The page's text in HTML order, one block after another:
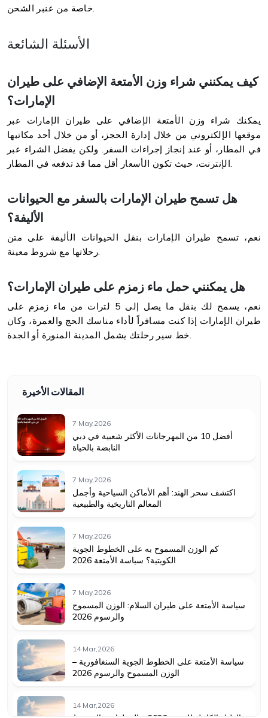
الأسئلة الشائعة
كيف يمكنني شراء وزن الأمتعة الإضافي على طيران
الإمارات؟
يمكنك شراء وزن الأمتعة الإضافي على طيران الإمارات عبر
موقعها الإلكتروني من خلال إدارة الحجز، أو من خلال أحد مكاتبها
في المطار، أو عند إنجاز إجراءات السفر. ولكن يفضل الشراء عبر
هل تسمح طيران الإمارات بالسفر مع الحيوانات
الأليفة؟
نعم، تسمح طيران الإمارات بنقل الحيوانات الأليفة على متن
هل يمكنني حمل ماء زمزم على طيران الإمارات؟
نعم، يسمح لك بنقل ما يصل إلى 5 لترات من ماء زمزم على
طيران الإمارات إذا كنت مسافراً لأداء مناسك الحج والعمرة، وكان
المقالات الأخيرة
7 May,2026
أفضل 10 من المهرجانات الأكثر شعبية في دبي
النابضة بالحياة
7 May,2026
اكتشف سحر الهند: أهم الأماكن السياحية وأجمل
المعالم التاريخية والطبيعية
7 May,2026
كم الوزن المسموح به على الخطوط الجوية
الكويتية؟ سياسة الأمتعة 2026
7 May,2026
سياسة الأمتعة على طيران السلام: الوزن المسموح
والرسوم 2026
14 Mar,2026
سياسة الأمتعة على الخطوط الجوية السنغافورية –
الوزن المسموح والرسوم 2026
14 Mar,2026